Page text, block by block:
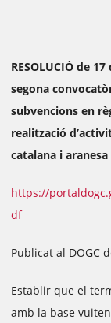
RESOLUCIÓ de
segona
subvencions en
realització
catalana i aranesa
https://
df
Publicat al DOGC
Establir que el
amb la base